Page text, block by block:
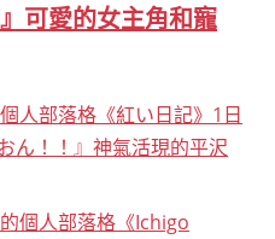
可愛的女主角和寵
人部落格《紅い日記》1日
ん！！』神氣活現的平沢
的個人部落格《Ichigo